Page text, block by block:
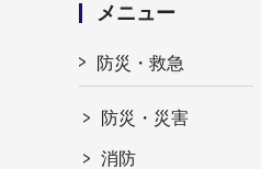
メニュー
防災・救急
防災・災害
消防